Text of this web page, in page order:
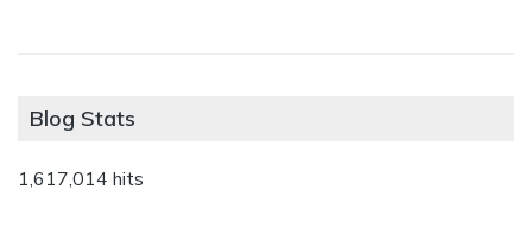
Blog Stats
1,617,014 hits